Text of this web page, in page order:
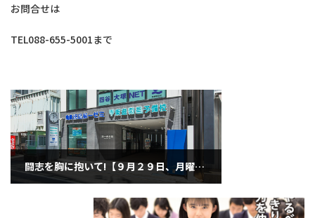
お問合せは
TEL088-655-5001まで
闘志を胸に抱いて!【９月２９日、月曜日】